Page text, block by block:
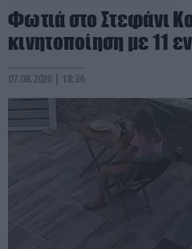
Φωτιά στο Στεφάνι
κινητοποίηση με 11
07.08.2026 | 18:36